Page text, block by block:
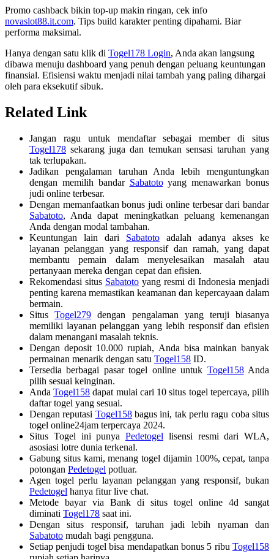
Promo cashback bikin top-up makin ringan, cek info
novaslot88.it.com. Tips build karakter penting dipahami. Biar
performa maksimal.
Hanya dengan satu klik di Togel178 Login, Anda akan langsung
dibawa menuju dashboard yang penuh dengan peluang keuntungan
finansial. Efisiensi waktu menjadi nilai tambah yang paling dihargai
oleh para eksekutif sibuk.
Related Link
Jangan ragu untuk mendaftar sebagai member di situs
Togel178 sekarang juga dan temukan sensasi taruhan yang
tak terlupakan.
Jadikan pengalaman taruhan Anda lebih menguntungkan
dengan memilih bandar Sabatotoyang menawarkan bonus
judi online terbesar.
Dengan memanfaatkan bonus judi online terbesar dari bandar
Sabatoto, Anda dapat meningkatkan peluang kemenangan
Anda dengan modal tambahan.
Keuntungan lain dari Sabatoto adalah adanya akses ke
layanan pelanggan yang responsif dan ramah, yang dapat
membantu pemain dalam menyelesaikan masalah atau
pertanyaan mereka dengan cepat dan efisien.
Rekomendasi situs Sabatoto yang resmi di Indonesia menjadi
penting karena memastikan keamanan dan kepercayaan dalam
bermain.
SitusTogel279 dengan pengalaman yang teruji biasanya
memiliki layanan pelanggan yang lebih responsif dan efisien
dalam menangani masalah teknis.
Dengan deposit 10.000 rupiah, Anda bisa mainkan banyak
permainan menarik dengan satu Togel158 ID.
Tersedia berbagai pasar togel online untuk Togel158Anda
pilih sesuai keinginan.
AndaTogel158 dapat mulai cari 10 situs togel tepercaya, pilih
daftar togel yang sesuai.
Dengan reputasi Togel158bagus ini, tak perlu ragu coba situs
togel online24jam terpercaya 2024.
Situs Togel ini punya Pedetogel lisensi resmi dari WLA,
asosiasi lotre dunia terkenal.
Gabung situs kami, menang togel dijamin 100%, cepat, tanpa
potongan Pedetogel potluar.
Agen togel perlu layanan pelanggan yang responsif, bukan
Pedetogel hanya fitur live chat.
Metode bayar via Bank di situs togel online 4d sangat
diminati Togel178 saat ini.
Dengan situs responsif, taruhan jadi lebih nyaman dan
Sabatoto mudah bagi pengguna.
Setiap penjudi togel bisa mendapatkan bonus 5 ribu Togel158